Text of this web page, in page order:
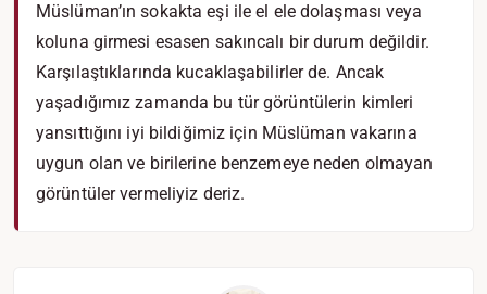
Müslüman’ın sokakta eşi ile el ele dolaşması veya
koluna girmesi esasen sakıncalı bir durum değildir.
Karşılaştıklarında kucaklaşabilirler de. Ancak
yaşadığımız zamanda bu tür görüntülerin kimleri
yansıttığını iyi bildiğimiz için Müslüman vakarına
uygun olan ve birilerine benzemeye neden olmayan
görüntüler vermeliyiz deriz.